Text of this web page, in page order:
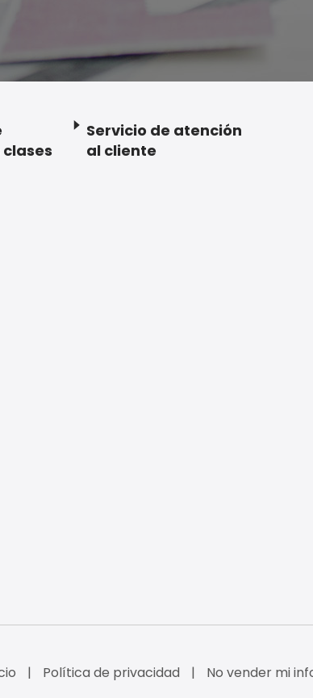
Servicio de atención
al cliente
Política de privacidad
No vender mi